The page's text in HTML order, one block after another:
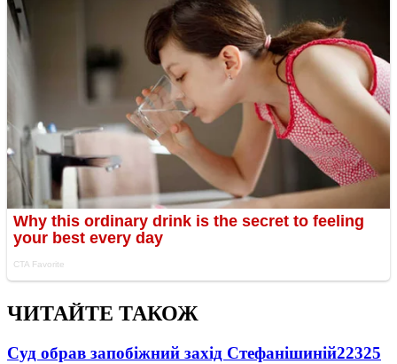
ЧИТАЙТЕ ТАКОЖ
Суд обрав запобіжний захід Стефанішиній22325